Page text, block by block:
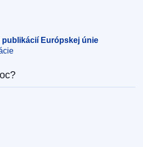
publikácií Európskej únie